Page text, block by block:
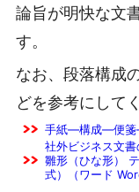
論旨が明快な文
す。
なお、段落構成
どを参考にして
手紙―構成―便箋
社外ビジネス文
雛形（ひな形）
式）（ワード